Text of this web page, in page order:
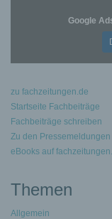
Google
zu fachzeitungen.de
Startseite Fachbeiträge
Fachbeiträge schreiben
Zu den Pressemeldungen
eBooks auf
Themen
Allgemein